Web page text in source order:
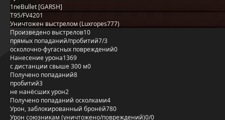
1neBullet [GARSH]
T95/FV4201
Уничтожен выстрелом (Luxropes777)
Произведено выстрелов10
прямых попаданий/пробитий7/3
осколочно-фугасных повреждений0
Нанесение урона1369
с дистанции свыше 300 м0
Получено попаданий8
пробитий3
не нанёсших урон2
Получено попаданий осколками4
Урон, заблокированный бронёй780
Урон союзникам (уничтожено/повреждений)0/0